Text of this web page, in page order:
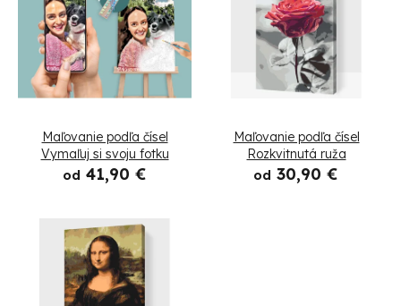
Maľovanie podľa čísel
Vymaľuj si svoju fotku
od 41,90 €
Maľovanie podľa čísel
Rozkvitnutá ruža
od 30,90 €